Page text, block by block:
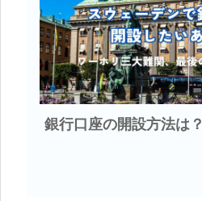
銀行口座の開設方法は？